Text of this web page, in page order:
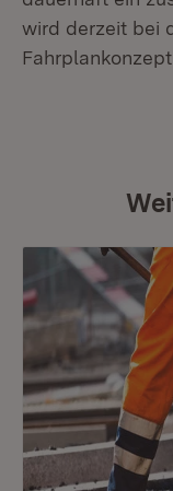
wird derzeit bei